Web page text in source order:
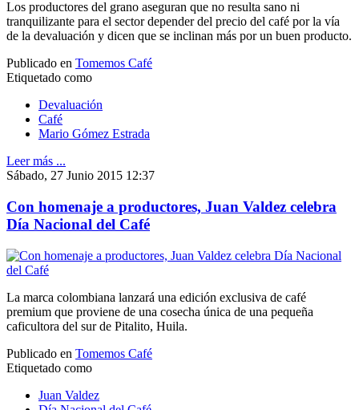
Los productores del grano aseguran que no resulta sano ni
tranquilizante para el sector depender del precio del café por la vía
de la devaluación y dicen que se inclinan más por un buen producto.
Publicado en Tomemos Café
Etiquetado como
Devaluación
Café
Mario Gómez Estrada
Leer más ...
Sábado, 27 Junio 2015 12:37
Con homenaje a productores, Juan Valdez celebra
Día Nacional del Café
La marca colombiana lanzará una edición exclusiva de café
premium que proviene de una cosecha única de una pequeña
caficultora del sur de Pitalito, Huila.
Publicado en Tomemos Café
Etiquetado como
Juan Valdez